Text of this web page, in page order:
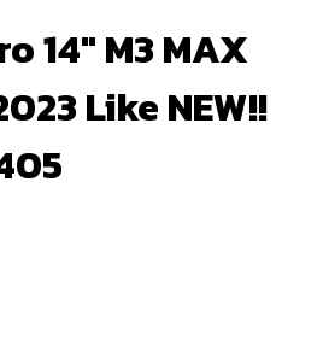
14" M3 MAX
Like NEW!!